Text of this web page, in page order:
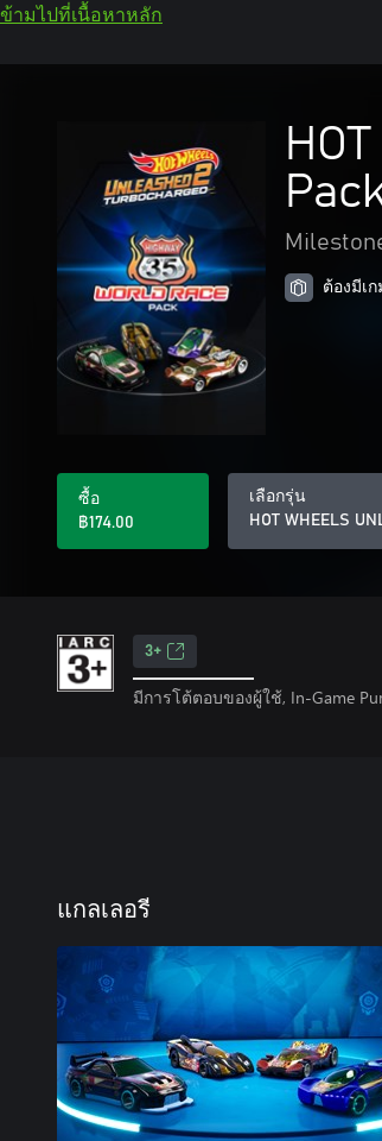
ข้ามไปที่เนื้อหาหลัก
ต้องมีเก
ซื้อ
฿174.00
เลือกรุ่น
HOT WHEELS
3+
มีการโต้ตอบของผู้ใช้, In-Game
แกลเลอรี